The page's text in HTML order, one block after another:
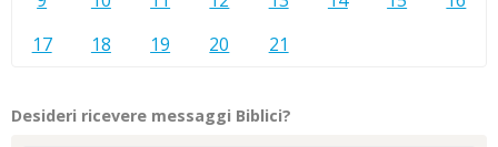
17
18 19 20 21
Desideri ricevere messaggi Biblici?